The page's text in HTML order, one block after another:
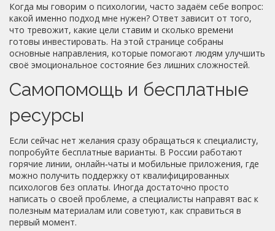
Когда мы говорим о психологии, часто задаём себе вопрос:
какой именно подход мне нужен? Ответ зависит от того,
что тревожит, какие цели ставим и сколько времени
готовы инвестировать. На этой странице собраны
основные направления, которые помогают людям улучшить
своё эмоциональное состояние без лишних сложностей.
Самопомощь и бесплатные
ресурсы
Если сейчас нет желания сразу обращаться к специалисту,
попробуйте бесплатные варианты. В России работают
горячие линии, онлайн‑чаты и мобильные приложения, где
можно получить поддержку от квалифицированных
психологов без оплаты. Иногда достаточно просто
написать о своей проблеме, а специалисты направят вас к
полезным материалам или советуют, как справиться в
первый момент.